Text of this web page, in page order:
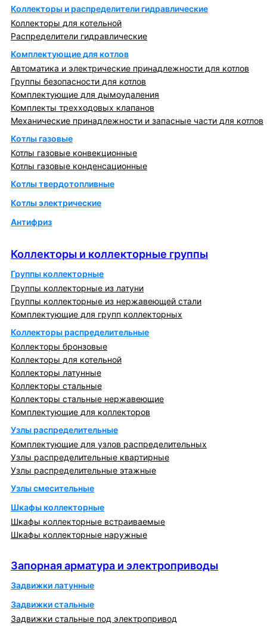
Коллекторы и распределители гидравлические
Коллекторы для котельной
Распределители гидравлические
Комплектующие для котлов
Автоматика и электрические принадлежности для котлов
Группы безопасности для котлов
Комплектующие для дымоудаления
Комплекты трехходовых клапанов
Механические принадлежности и запасные части для котлов
Котлы газовые
Котлы газовые конвекционные
Котлы газовые конденсационные
Котлы твердотопливные
Котлы электрические
Антифриз
Коллекторы и коллекторные группы
Группы коллекторные
Группы коллекторные из латуни
Группы коллекторные из нержавеющей стали
Комплектующие для групп коллекторных
Коллекторы распределительные
Коллекторы бронзовые
Коллекторы для котельной
Коллекторы латунные
Коллекторы стальные
Коллекторы стальные нержавеющие
Комплектующие для коллекторов
Узлы распределительные
Комплектующие для узлов распределительных
Узлы распределительные квартирные
Узлы распределительные этажные
Узлы смесительные
Шкафы коллекторные
Шкафы коллекторные встраиваемые
Шкафы коллекторные наружные
Запорная арматура и электроприводы
Задвижки латунные
Задвижки стальные
Задвижки стальные под электропривод